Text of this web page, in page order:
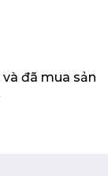
độ bền và cải
hình ảnh lên
trải nghiệm
đã mua sản